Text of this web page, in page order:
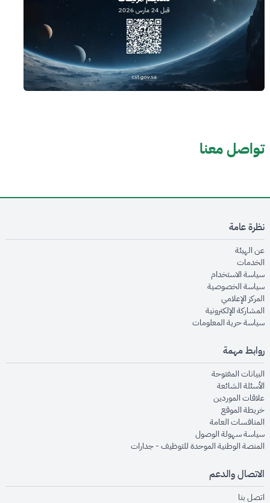
تواصل معنا
نظرة عامة
عن الهيئةopens in new window
الخدماتopens in new window
سياسة الاستخدام
سياسة الخصوصيةopens in new window
المركز الإعلاميopens in new window
المشاركة الإلكترونيةopens in new window
سياسة حرية المعلوماتopens in new window
روابط مهمة
البيانات المفتوحةopens in new window
الأسئلة الشائعةopens in new window
علاقات الموردينopens in new window
خريطة الموقعopens in new window
المنافسات العامةopens in new window
سياسة سهولة الوصولopens in new window
المنصة الوطنية الموحدة للتوظيف - جداراتopens in new window
الاتصال والدعم
اتصل بنا